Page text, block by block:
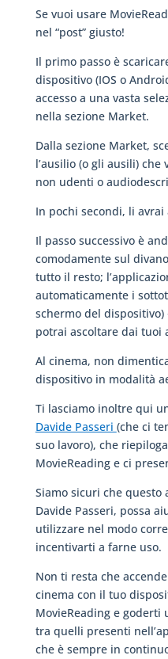
Se vuoi usare
nel “post” giusto!
Il primo passo è
dispositivo (IOS o
accesso a una vasta
nella sezione Market.
Dalla sezione Market,
l’ausilio (o gli ausili)
non udenti o
In pochi secondi, li
Il passo successivo è
comodamente sul
tutto il resto;
automaticamente i
schermo del dispositivo)
potrai ascoltare dai tuoi
Al cinema, non
dispositivo in modalità
Ti lasciamo inoltre qui
Davide Passeri (che ci
suo lavoro), che
MovieReading e ci
Siamo sicuri che
Davide Passeri, possa
utilizzare nel modo
incentivarti a farne uso.
Non ti resta che
cinema con il tuo
MovieReading e
tra quelli presenti
che è sempre in